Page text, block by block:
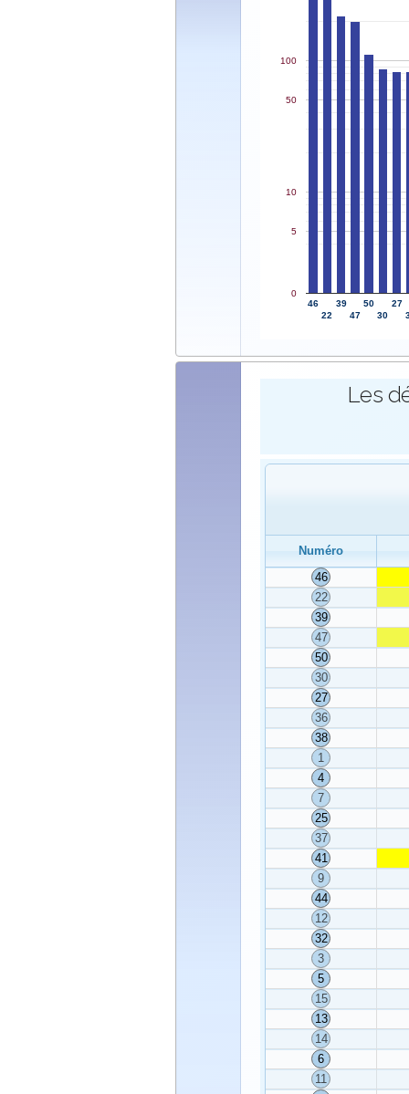
46
22
39
47
50
30
27
0
5
10
50
100
Les
Numéro
46
22
39
47
50
30
27
36
38
1
4
7
25
37
41
9
44
12
32
3
5
15
13
14
6
11